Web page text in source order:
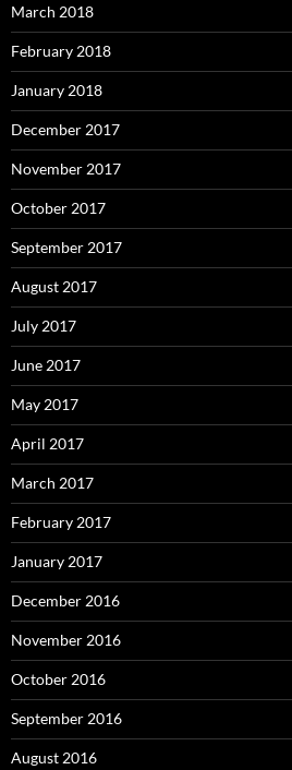
March 2018
February 2018
January 2018
December 2017
November 2017
October 2017
September 2017
August 2017
July 2017
June 2017
May 2017
April 2017
March 2017
February 2017
January 2017
December 2016
November 2016
October 2016
September 2016
August 2016